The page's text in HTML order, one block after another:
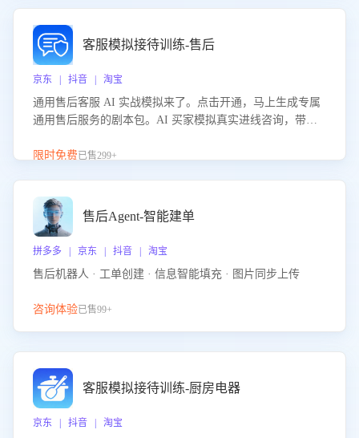
客服模拟接待训练-售后
京东 | 抖音 | 淘宝
通用售后客服 AI 实战模拟来了。点击开通，马上生成专属
通用售后服务的剧本包。AI 买家模拟真实进线咨询，带您
的应对要点，轻松提升服务能力。
限时免费已售299+
售后Agent-智能建单
拼多多 | 京东 | 抖音 | 淘宝
售后机器人 · 工单创建 · 信息智能填充 · 图片同步上传
咨询体验已售99+
客服模拟接待训练-厨房电器
京东 | 抖音 | 淘宝